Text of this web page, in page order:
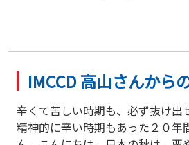
IMCCD 高山さんから
辛くて苦しい時期も、必ず抜け出
精神的に辛い時期もあった２０